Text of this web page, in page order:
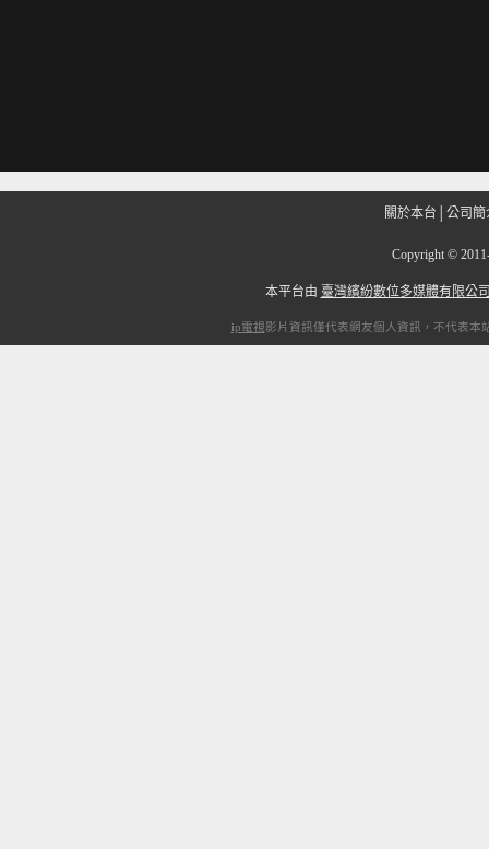
關於本台 公司簡
Copyright ©
本平台由 臺灣繽紛數位多媒體有限公
ip電視影片資訊僅代表網友個人資訊，不代表本